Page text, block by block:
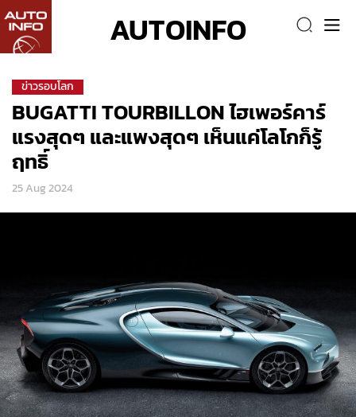
AUTOINFO
ข่าวรอบโลก
BUGATTI TOURBILLON ไฮเพอร์คาร์
แรงสุดๆ และแพงสุดๆ เห็นแค่โลโกก็รู้
ฤทธิ์
25 Aug 2024